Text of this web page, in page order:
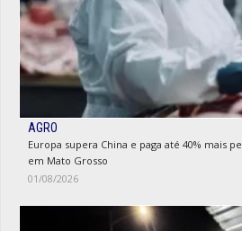
AGRO
Europa supera China e paga até 40% mais
em Mato Grosso
01/08/2026